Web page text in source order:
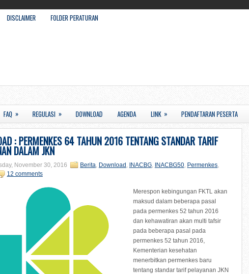
DISCLAIMER FOLDER PERATURAN
FAQ » REGULASI » DOWNLOAD AGENDA LINK » PENDAFTARAN PESERTA
: PERMENKES 64 TAHUN 2016 TENTANG STANDAR TARIF
DALAM JKN
November 30, 2016 Berita, Download , INACBG, INACBG50, Permenkes,
12 comments
Merespon kebingungan FKTL akan
maksud dalam beberapa pasal
pada permenkes 52 tahun 2016
dan kehawatiran akan multi tafsir
pada beberapa pasal pada
permenkes 52 tahun 2016,
Kementerian kesehatan
menerbitkan permenkes baru
tentang standar tarif pelayanan JKN